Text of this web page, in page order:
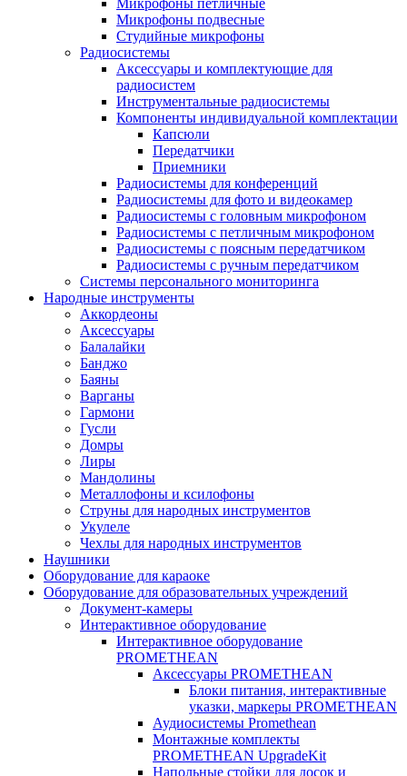
Микрофоны петличные
Микрофоны подвесные
Студийные микрофоны
Радиосистемы
Аксессуары и комплектующие для
радиосистем
Инструментальные радиосистемы
Компоненты индивидуальной комплектации
Капсюли
Передатчики
Приемники
Радиосистемы для конференций
Радиосистемы для фото и видеокамер
Радиосистемы с головным микрофоном
Радиосистемы с петличным микрофоном
Радиосистемы с поясным передатчиком
Радиосистемы с ручным передатчиком
Системы персонального мониторинга
Народные инструменты
Аккордеоны
Аксессуары
Балалайки
Банджо
Баяны
Варганы
Гармони
Гусли
Домры
Лиры
Мандолины
Металлофоны и ксилофоны
Струны для народных инструментов
Укулеле
Чехлы для народных инструментов
Наушники
Оборудование для караоке
Оборудование для образовательных учреждений
Документ-камеры
Интерактивное оборудование
Интерактивное оборудование
PROMETHEAN
Аксессуары PROMETHEAN
Блоки питания, интерактивные
указки, маркеры PROMETHEAN
Аудиосистемы Promethean
Монтажные комплекты
PROMETHEAN UpgradeKit
Напольные стойки для досок и